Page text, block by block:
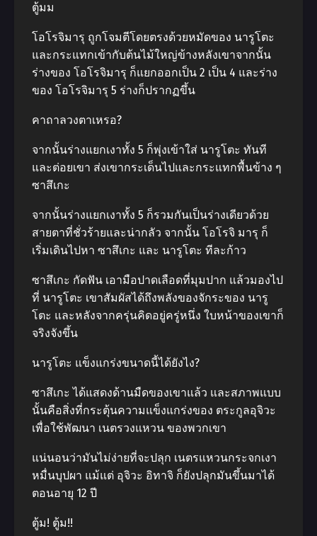
ตู้มม
โอโรจิมารุ ถูกโจมตีโดยตรงด้วยหมัดของ นารูโตะ
และกระแทกเข้ากับต้นไม้ใหญ่ข้างหลังเขาจากนั้น
ร่างของ โอโรจิมารุ ก็แยกออกเป็น 2 เป็น 4 และร่าง
ของ โอโรจิมารุ 5 ร่างก็ปรากฏขึ้น
คาถาลวงตาเหรอ?
จากนั้นร่างแยกเงาทั้ง 5 ก็พุ่งเข้าใส่ นารูโตะ ทันที
และต่อยเขา ส่งเขากระเด็นไปและกระแทกพื้นข้าง ๆ
ซาสึเกะ
จากนั้นร่างแยกเงาทั้ง 5 ก็รวมกันเป็นร่างเดียวด้วย
สายตาที่ชั่วร้ายและน่ากลัว จากนั้น โอโรจิ มารุ ก็
เริ่มเดินไปหา ซาสึเกะ และ นารูโตะ ทีละก้าว
ซาสึเกะ กัดฟัน เอามือปาดเลือดที่มุมปาก แล้วมองไป
ที่ นารูโตะ เขาสัมผัสได้ถึงพลังของจักระของ นารู
โตะ และหลังจากครุ่นคิดอยู่ครู่หนึ่ง ใบหน้าของเขาก็
จริงจังขึ้น
นารูโตะ แข็งแกร่งขนาดนี้ได้ยังไง?
ซาสึเกะ ได้แสดงด้านมืดของเขาแล้ว และสภาพแบบ
นั้นคือสิ่งที่กระตุ้นความแข็งแกร่งของ ตระกูลอุจิวะ
เพื่อใช้พัฒนา เนตรวงแหวน ของพวกเขา
แน่นอนว่ามันไม่ง่ายที่จะปลุก เนตรแหวนกระจกเงา
หมื่นบุปผา แม้แต่ อุจิวะ อิทาจิ ก็ยังปลุกมันขึ้นมาได้
ตอนอายุ 12 ปี
ตู้ม! ตู้ม!!